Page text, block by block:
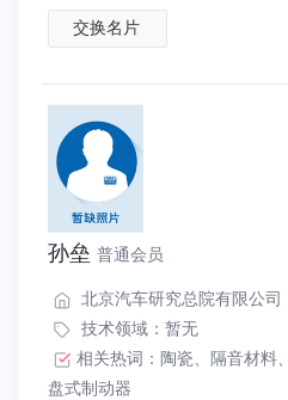
交换名片
孙垒 普通会员
北京汽车研究总院有限公司
技术领域：暂无
相关热词： 陶瓷、 隔音材料、
盘式制动器